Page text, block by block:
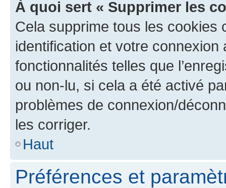
À quoi sert « Supprimer les
Cela supprime tous les cookies
identification et votre
fonctionnalités telles que
ou non-lu, si cela a été activé
problèmes de connexion/
les corriger.
Haut
Préférences et